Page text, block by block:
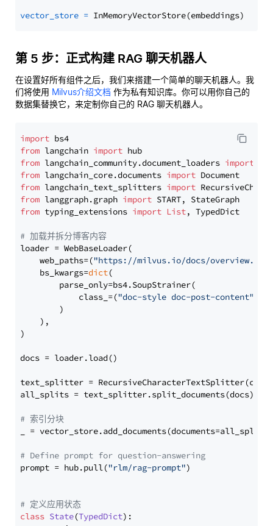
vector_store =
第 5 步：正式构建 RAG 聊天机器人
在设置好所有组件之后，我们来搭建一个简单的聊天机器人。我
们将使用 Milvus介绍文档 作为私有知识库。你可以用你自己的
数据集替换它，来定制你自己的 RAG 聊天机器人。
import
from langchain import
from langchain_community.document_loaders import
from langchain_core.documents import
from langchain_text_splitters import
from langgraph.graph import
from typing_extensions import List, TypedDict
# 加载并拆分博客内容
loader = WebBaseLoader(
    web_paths=(
"https://milvus.io/docs/overview.md"
    bs_kwargs=
dict(
        parse_only=bs4.SoupStrainer(
            class_=(
"doc-style doc-post-content"
        )
    ),
)
docs = loader.load()
text_splitter =
all_splits = text_splitter.split_documents(docs)
# 索引分块
_ = vector_store.add_documents(documents=all_splits)
# Define prompt for question-answering
prompt = hub.pull("rlm/rag-prompt")
# 定义应用状态
class State(TypedDict):